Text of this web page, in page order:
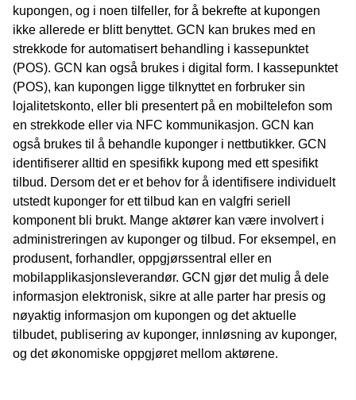
kupongen, og i noen tilfeller, for å bekrefte at kupongen
ikke allerede er blitt benyttet. GCN kan brukes med en
strekkode for automatisert behandling i kassepunktet
(POS). GCN kan også brukes i digital form. I kassepunktet
(POS), kan kupongen ligge tilknyttet en forbruker sin
lojalitetskonto, eller bli presentert på en mobiltelefon som
en strekkode eller via NFC kommunikasjon. GCN kan
også brukes til å behandle kuponger i nettbutikker. GCN
identifiserer alltid en spesifikk kupong med ett spesifikt
tilbud. Dersom det er et behov for å identifisere individuelt
utstedt kuponger for ett tilbud kan en valgfri seriell
komponent bli brukt. Mange aktører kan være involvert i
administreringen av kuponger og tilbud. For eksempel, en
produsent, forhandler, oppgjørssentral eller en
mobilapplikasjonsleverandør. GCN gjør det mulig å dele
informasjon elektronisk, sikre at alle parter har presis og
nøyaktig informasjon om kupongen og det aktuelle
tilbudet, publisering av kuponger, innløsning av kuponger,
og det økonomiske oppgjøret mellom aktørene.